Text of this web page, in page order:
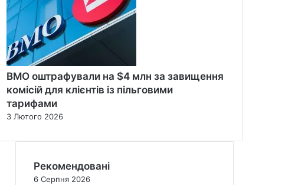
BMO оштрафували на $4 млн за завищення
комісій для клієнтів із пільговими
тарифами
3 Лютого 2026
Рекомендовані
6 Серпня 2026